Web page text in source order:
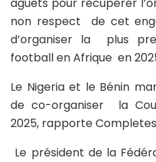
non respect de cet
d’organiser la plus
football en Afrique en
Le Nigeria et le Bénin
de co-organiser la
2025, rapporte
Le président de la